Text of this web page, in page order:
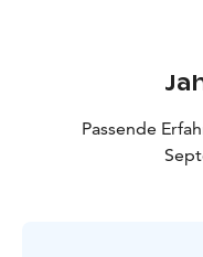
Passende